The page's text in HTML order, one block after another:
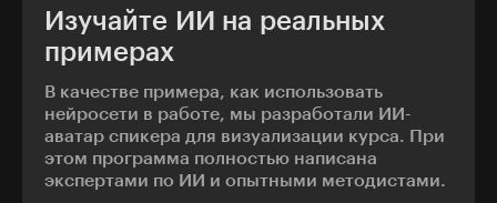
Изучайте ИИ на реальных
примерах
В качестве примера, как использовать
нейросети в работе, мы разработали ИИ-
аватар спикера для визуализации курса. При
этом программа полностью написана
экспертами по ИИ и опытными методистами.